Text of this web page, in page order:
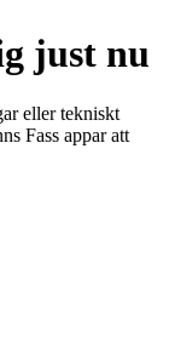
just nu
eller tekniskt
Fass appar att